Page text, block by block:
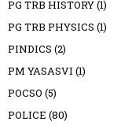
PG TRB HISTORY(1)
PG TRB PHYSICS (1)
PINDICS (2)
PM YASASVI (1)
POCSO (5)
POLICE (80)